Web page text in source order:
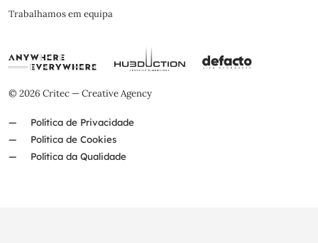
Trabalhamos em equipa
© 2026 Critec — Creative Agency
Política de Privacidade
Política de Cookies
Política da Qualidade